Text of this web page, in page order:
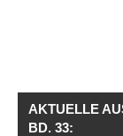
AKTUELLE
BD. 33: